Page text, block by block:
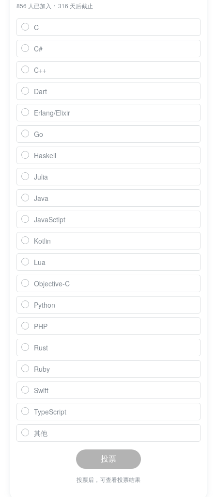
856 人已加入 316 天后截止
C
C#
C++
Dart
Erlang/Elixir
Go
Haskell
Julia
Java
JavaSctipt
Kotlin
Lua
Objective-C
Python
PHP
Rust
Ruby
Swift
TypeScript
其他
投票
投票后，可查看投票结果